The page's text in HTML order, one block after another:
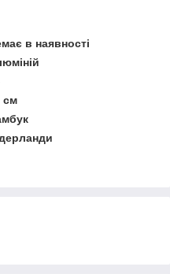
в наявності
см